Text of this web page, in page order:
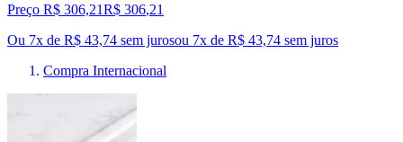
Preço R$ 306,21R$ 306,21
Ou 7x de R$ 43,74 sem jurosou 7x de R$ 43,74 sem juros
Compra Internacional